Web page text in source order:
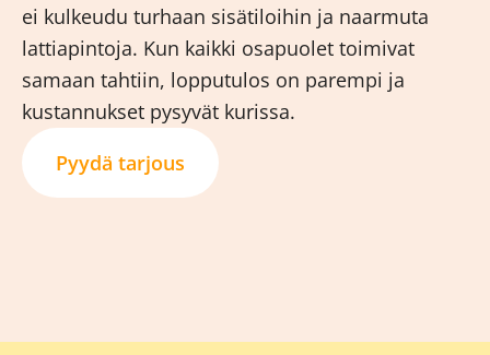
ei kulkeudu turhaan sisätiloihin ja naarmuta
lattiapintoja. Kun kaikki osapuolet toimivat
samaan tahtiin, lopputulos on parempi ja
kustannukset pysyvät kurissa.
Pyydä tarjous